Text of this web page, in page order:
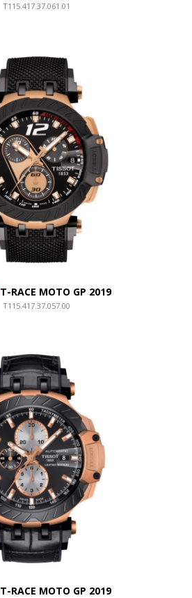
T115.417.37.061.01
T-RACE MOTO GP 2019
T115.417.37.057.00
T-RACE MOTO GP 2019